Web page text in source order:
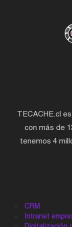
TECACHE.cl
con más de
tenemos 4
CRM
Intranet